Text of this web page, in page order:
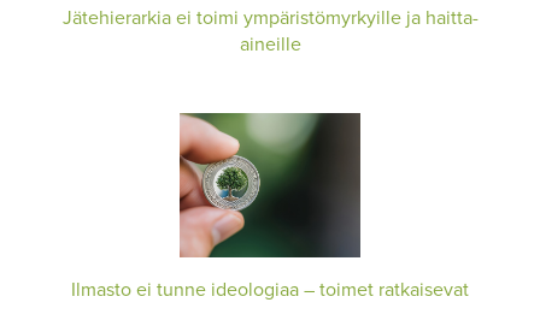
Jätehierarkia ei toimi ympäristömyrkyille ja haitta-
aineille
Ilmasto ei tunne ideologiaa – toimet ratkaisevat